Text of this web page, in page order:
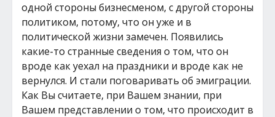
одной стороны бизнесменом, с другой стороны
политиком, потому, что он уже и в
политической жизни замечен. Появились
какие-то странные сведения о том, что он
вроде как уехал на праздники и вроде как не
вернулся. И стали поговаривать об эмиграции.
Как Вы считаете, при Вашем знании, при
Вашем представлении о том, что происходит в